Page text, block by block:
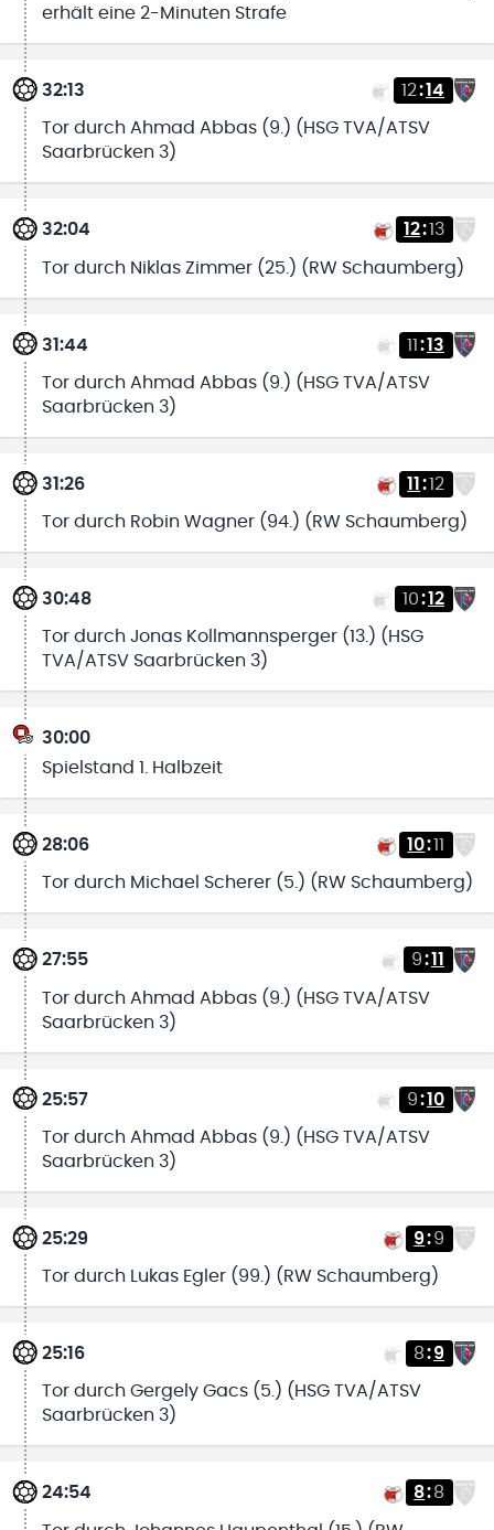
erhält eine 2-Minuten Strafe
32:13 12:14
Tor durch Ahmad Abbas (9.) (HSG TVA/ATSV
Saarbrücken 3)
32:04 12:13
Tor durch Niklas Zimmer (25.) (RW Schaumberg)
31:44 11 :13
Tor durch Ahmad Abbas (9.) (HSG TVA/ATSV
Saarbrücken 3)
31:26 11 :12
Tor durch Robin Wagner (94.) (RW Schaumberg)
30:48 10:12
Tor durch Jonas Kollmannsperger (13.) (HSG
TVA/ATSV Saarbrücken 3)
30:00
Spielstand 1. Halbzeit
28:06 10:11
Tor durch Michael Scherer (5.) (RW Schaumberg)
27:55 9:11
Tor durch Ahmad Abbas (9.) (HSG TVA/ATSV
Saarbrücken 3)
25:57 9:10
Tor durch Ahmad Abbas (9.) (HSG TVA/ATSV
Saarbrücken 3)
25:29 9:9
Tor durch Lukas Egler (99.) (RW Schaumberg)
25:16 8:9
Tor durch Gergely Gacs (5.) (HSG TVA/ATSV
Saarbrücken 3)
24:54 8:8